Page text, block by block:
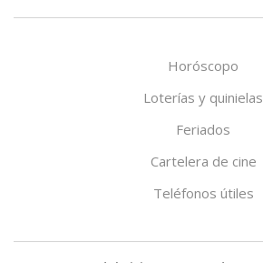
Horóscopo
Loterías y quinielas
Feriados
Cartelera de cine
Teléfonos útiles